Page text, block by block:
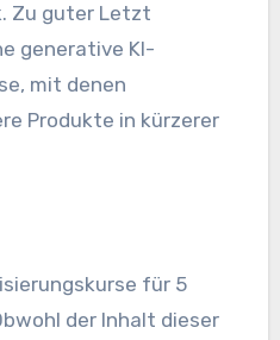
Zu guter Letzt
generative KI-
mit denen
Produkte in kürzerer
für 5
der Inhalt dieser